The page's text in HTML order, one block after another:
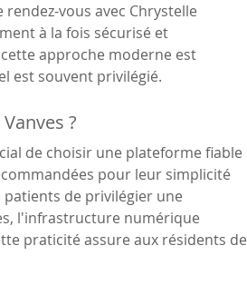
vous avec Chrystelle
à la fois sécurisé et
approche moderne est
est souvent privilégié.
?
de choisir une plateforme fiable
pour leur simplicité
de privilégier une
l'infrastructure numérique
praticité assure aux résidents de